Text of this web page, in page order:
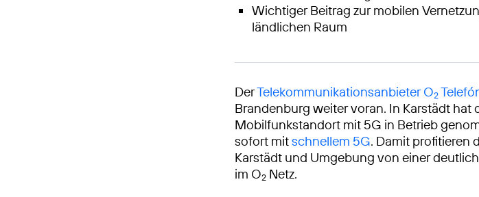
Wichtiger Beitrag zur mobilen
ländlichen Raum
DerTelekommunikationsanbieter O2
Brandenburg weiter voran. In Karstädt hat
Mobilfunkstandort mit 5G in Betrieb
sofort mitschnellem 5G. Damit profitieren
Karstädt und Umgebung von einer
im O2 Netz.